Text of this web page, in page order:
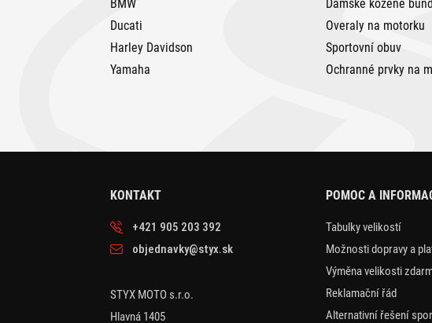
BMW
Ducati
Harley Davidson
Yamaha
Dámské kožené
Overaly na motorku
Sportovní obuv
Ochranné prvky na
KONTAKT
+421 905 203 392
objednavky@styx.sk
STYX MOTO s.r.o.
Hlavná 1405
POMOC A
Tabulky velikostí
Možnosti dopravy a
Výměna velikosti
Reklamační řád
Alternativní řešení